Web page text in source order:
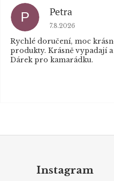
P Petra
Hodnocení
7.8.2026
Rychlé doručení, moc
produkty. Krásně vypadají
Dárek pro kamarádku.
Instagram